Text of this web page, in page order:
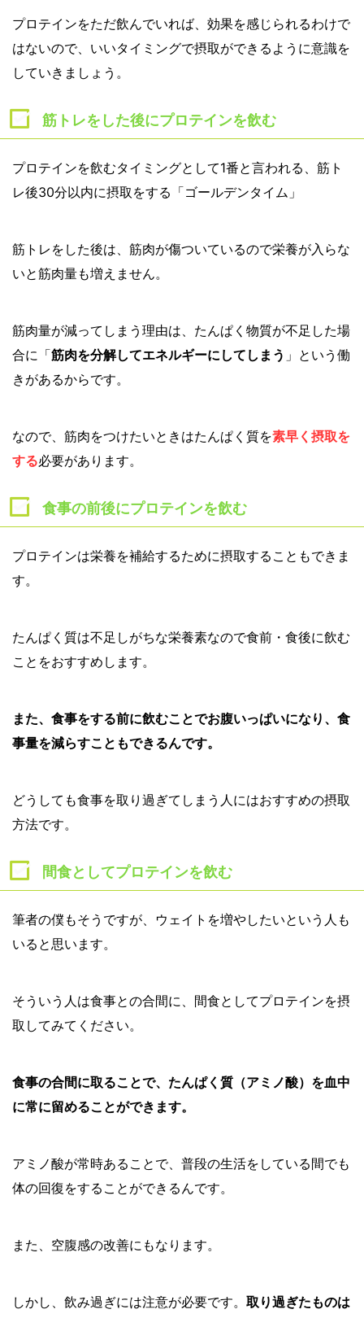
プロテインをただ飲んでいれば、効果を感じられるわけで
はないので、いいタイミングで摂取ができるように意識を
していきましょう。
筋トレをした後にプロテインを飲む
プロテインを飲むタイミングとして1番と言われる、筋ト
レ後30分以内に摂取をする「ゴールデンタイム」
筋トレをした後は、筋肉が傷ついているので栄養が入らな
いと筋肉量も増えません。
筋肉量が減ってしまう理由は、たんぱく物質が不足した場
合に「筋肉を分解してエネルギーにしてしまう 」という働
きがあるからです。
なので、筋肉をつけたいときはたんぱく質を素早く摂取を
する必要があります。
食事の前後にプロテインを飲む
プロテインは栄養を補給するために摂取することもできま
す。
たんぱく質は不足しがちな栄養素なので食前・食後に飲む
ことをおすすめします。
また、食事をする前に飲むことでお腹いっぱいになり、食
事量を減らすこともできるんです。
どうしても食事を取り過ぎてしまう人にはおすすめの摂取
方法です。
間食としてプロテインを飲む
筆者の僕もそうですが、ウェイトを増やしたいという人も
いると思います。
そういう人は食事との合間に、間食としてプロテインを摂
取してみてください。
食事の合間に取ることで、たんぱく質（アミノ酸）を血中
に常に留めることができます。
アミノ酸が常時あることで、普段の生活をしている間でも
体の回復をすることができるんです。
また、空腹感の改善にもなります。
しかし、飲み過ぎには注意が必要です。 取り過ぎたものは